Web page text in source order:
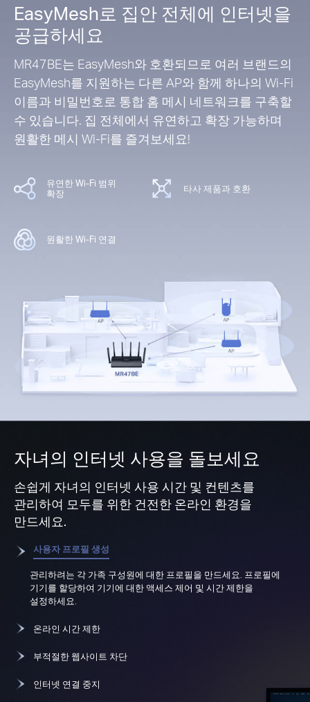
EasyMesh로 집안 전체에 인터넷을
공급하세요
MR47BE는 EasyMesh와 호환되므로 여러 브랜드의
EasyMesh를 지원하는 다른 AP와 함께 하나의 Wi-Fi
이름과 비밀번호로 통합 홈 메시 네트워크를 구축할
수 있습니다. 집 전체에서 유연하고 확장 가능하며
원활한 메시 Wi-Fi를 즐겨보세요!
유연한 Wi-Fi 범위
확장
타사 제품과 호환
원활한 Wi-Fi 연결
자녀의 인터넷 사용을 돌보세요
손쉽게 자녀의 인터넷 사용 시간 및 컨텐츠를
관리하여 모두를 위한 건전한 온라인 환경을
만드세요.
사용자 프로필 생성
관리하려는 각 가족 구성원에 대한 프로필을 만드세요. 프로필에
기기를 할당하여 기기에 대한 액세스 제어 및 시간 제한을
설정하세요.
온라인 시간 제한
부적절한 웹사이트 차단
인터넷 연결 중지